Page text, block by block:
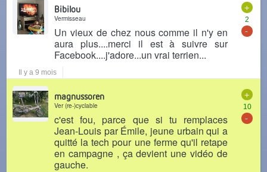
+
2
-
Bibilou
Vermisseau
Un vieux de chez nous comme il n'y en
aura plus....merci il est à suivre sur
Facebook....j'adore...un vrai terrien...
Il y a 9 mois
+
10
-
magnussoren
Ver (re-)cyclable
c'est fou, parce que si tu remplaces
Jean-Louis par Émile, jeune urbain qui a
quitté la tech pour une ferme qu'il retape
en campagne , ça devient une vidéo de
gauche.